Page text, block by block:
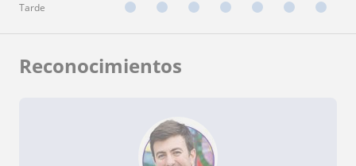
Tarde
Reconocimientos